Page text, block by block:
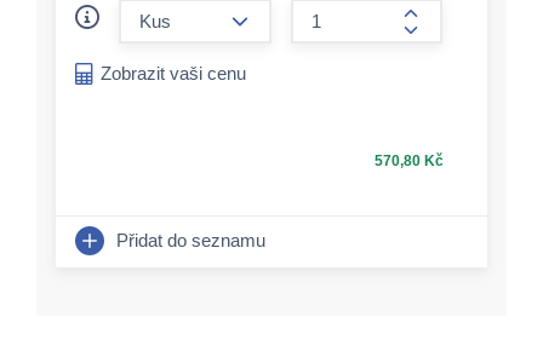
form.increase-
Zobrazit vaši cenu
570,80 Kč
Přidat do seznamu